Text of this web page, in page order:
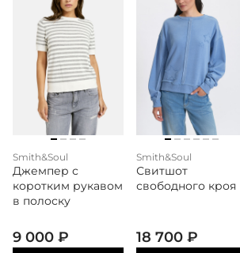
Smith&Soul
Джемпер с
коротким рукавом
в полоску
9 000 ₽
Smith&Soul
Свитшот
свободного кроя
18 700 ₽